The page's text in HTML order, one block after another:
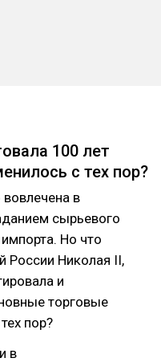
100 лет
с тех пор?
в
сырьевого
Но что
России Николая II,
и
торговые
пор?
в